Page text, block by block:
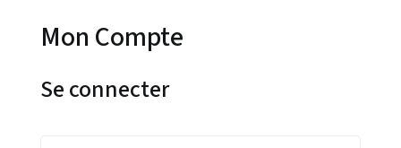
Mon Compte
Se connecter